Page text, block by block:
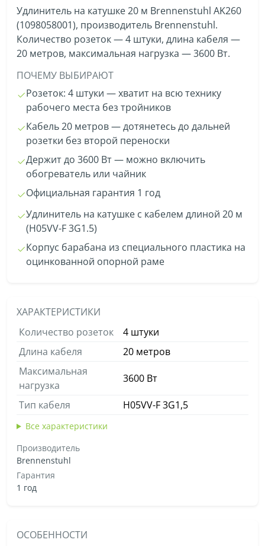
Удлинитель на катушке 20 м Brennenstuhl AK260
(1098058001), производитель Brennenstuhl.
Количество розеток — 4 штуки, длина кабеля —
20 метров, максимальная нагрузка — 3600 Вт.
ПОЧЕМУ ВЫБИРАЮТ
Розеток: 4 штуки — хватит на всю технику
рабочего места без тройников
Кабель 20 метров — дотянетесь до дальней
розетки без второй переноски
Держит до 3600 Вт — можно включить
обогреватель или чайник
Официальная гарантия 1 год
Удлинитель на катушке с кабелем длиной 20 м
(H05VV-F 3G1.5)
Корпус барабана из специального пластика на
оцинкованной опорной раме
ХАРАКТЕРИСТИКИ
Количество розеток
4 штуки
Длина кабеля
20 метров
Максимальная
нагрузка
3600 Вт
Тип кабеля H05VV-F 3G1,5
Все характеристики
Производитель
Brennenstuhl
Гарантия
1 год
ОСОБЕННОСТИ